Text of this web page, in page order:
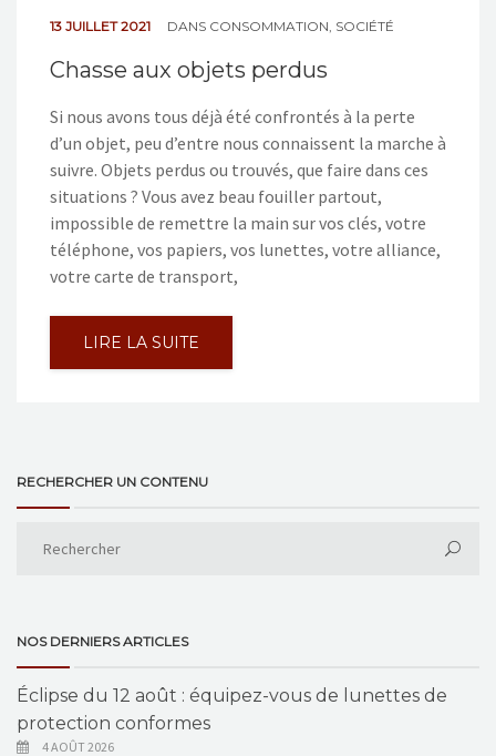
13 JUILLET 2021 DANS CONSOMMATION SOCIÉTÉ
Chasse aux objets perdus
Si nous avons tous déjà été confrontés à la perte
d’un objet, peu d’entre nous connaissent la marche à
suivre. Objets perdus ou trouvés, que faire dans ces
situations ? Vous avez beau fouiller partout,
impossible de remettre la main sur vos clés, votre
téléphone, vos papiers, vos lunettes, votre alliance,
votre carte de transport,
LIRE LA SUITE
RECHERCHER UN CONTENU
NOS DERNIERS ARTICLES
Éclipse du 12 août : équipez-vous de lunettes de
protection conformes
4 AOÛT 2026